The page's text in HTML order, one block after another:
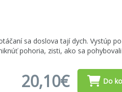
sa doslova tají dych. Vystúp po
pohoria, zisti, ako sa pohybovali
20,10€ Do